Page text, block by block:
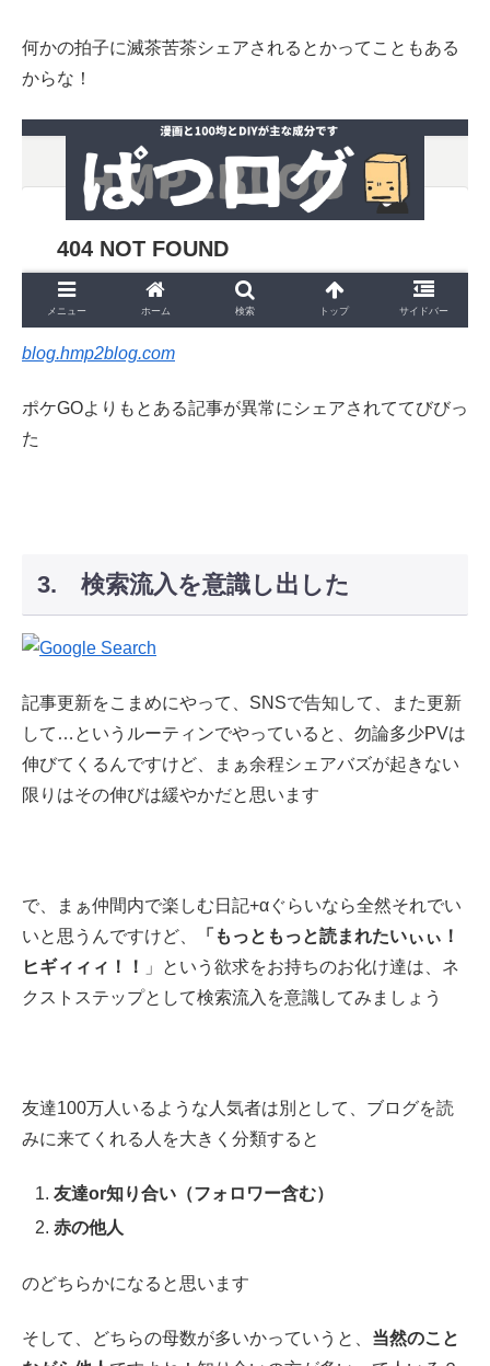
何かの拍子に滅茶苦茶シェアされるとかってこともある
からな！
blog.hmp2blog.com
ポケGOよりもとある記事が異常にシェアされててびびっ
た
3. 検索流入を意識し出した
記事更新をこまめにやって、SNSで告知して、また更新
して…というルーティンでやっていると、勿論多少PVは
伸びてくるんですけど、まぁ余程シェアバズが起きない
限りはその伸びは緩やかだと思います
で、まぁ仲間内で楽しむ日記+αぐらいなら全然それでい
いと思うんですけど、
「もっともっと読まれたいぃぃ！
ヒギィィィ！！
」という欲求をお持ちのお化け達は、ネ
クストステップとして検索流入を意識してみましょう
友達100万人いるような人気者は別として、ブログを読
みに来てくれる人を大きく分類すると
友達or知り合い（フォロワー含む）
赤の他人
のどちらかになると思います
そして、どちらの母数が多いかっていうと、 当然のこと